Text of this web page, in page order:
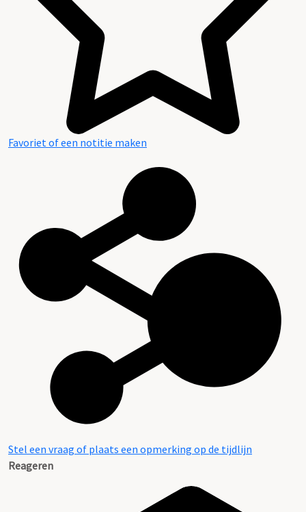
Favoriet of een notitie maken
Stel een vraag of plaats een opmerking op de tijdlijn
Reageren